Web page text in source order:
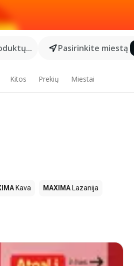
Pasirinkite miestą
Kitos Prekių Miestai
Kava MAXIMA Lazanija